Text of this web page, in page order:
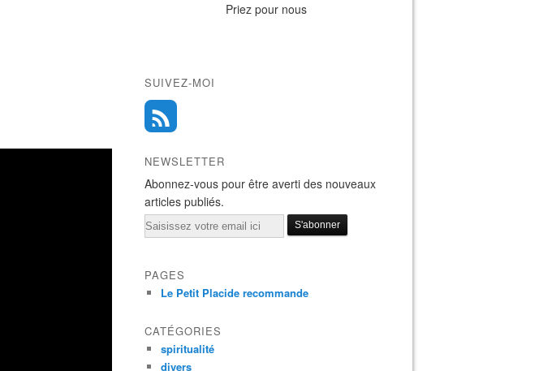
Priez pour nous
SUIVEZ-MOI
NEWSLETTER
Abonnez-vous pour être averti des nouveaux
articles publiés.
Email
PAGES
Le Petit Placide recommande
CATÉGORIES
spiritualité
divers